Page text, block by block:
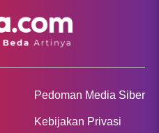
Pedoman Media Siber
Kebijakan Privasi